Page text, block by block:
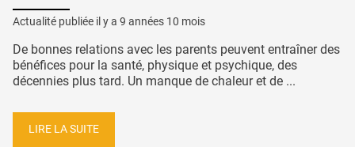
Actualité publiée il y a 9 années 10 mois
De bonnes relations avec les parents peuvent entraîner des
bénéfices pour la santé, physique et psychique, des
décennies plus tard. Un manque de chaleur et de ...
LIRE LA SUITE